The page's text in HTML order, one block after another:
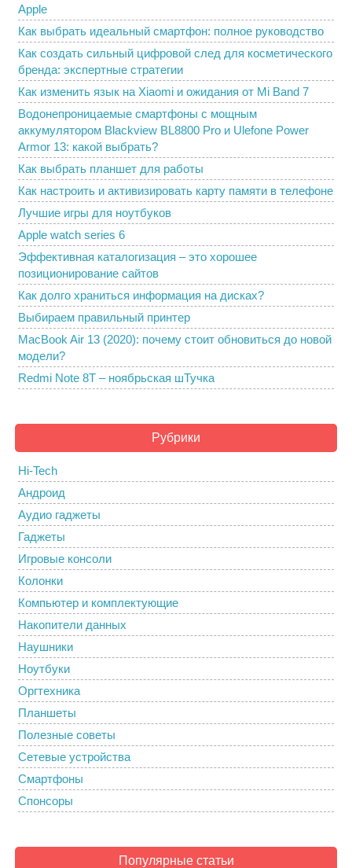
Apple
Как выбрать идеальный смартфон: полное руководство
Как создать сильный цифровой след для косметического
бренда: экспертные стратегии
Как изменить язык на Xiaomi и ожидания от Mi Band 7
Водонепроницаемые смартфоны с мощным
аккумулятором Blackview BL8800 Pro и Ulefone Power
Armor 13: какой выбрать?
Как выбрать планшет для работы
Как настроить и активизировать карту памяти в телефоне
Лучшие игры для ноутбуков
Apple watch series 6
Эффективная каталогизация – это хорошее
позиционирование сайтов
Как долго храниться информация на дисках?
Выбираем правильный принтер
MacBook Air 13 (2020): почему стоит обновиться до новой
модели?
Redmi Note 8T – ноябрьская шТучка
Рубрики
Hi-Tech
Андроид
Аудио гаджеты
Гаджеты
Игровые консоли
Колонки
Компьютер и комплектующие
Накопители данных
Наушники
Ноутбуки
Оргтехника
Планшеты
Полезные советы
Сетевые устройства
Смартфоны
Спонсоры
Популярные статьи